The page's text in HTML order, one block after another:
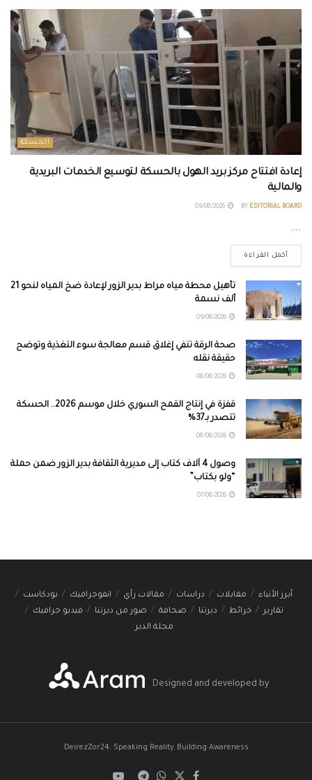
الحسكة
إعادة افتتاح مركز بريد الهول بالحسكة لتوسيع الخدمات البريدية
والمالية
BY EDITORIAL BOARD
...
أكمل القراءة
تأهيل محطة مياه مراط بدير الزور لإعادة ضخ المياه لنحو 21
ألف نسمة
صحة الرقة تنفي إغلاق قسم معالجة سوء التغذية وتوضح
حقيقة نقله
قفزة في إنتاج القمح السوري خلال موسم 2026.. الحسكة
تتصدر بـ37%
وصول 4 آلاف كتاب إلى مديرية الثقافة بدير الزور ضمن حملة
“ولو بكتاب”
أبرز الأنباء مقابلات دراسات مقالات رأي انفوجرافيك
بودكاست
تقارير
خرائط ديرتنا صحافة صور من ديرتنا
فيديو جرافيك
مجلة الدير
Designed and developed by
DeirezZor24: Speaking Reality, Building Awareness